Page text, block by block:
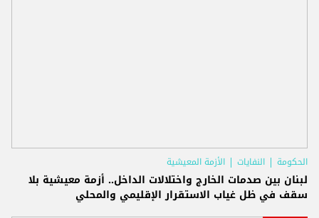
الحكومة النفايات الأزمة المعيشية
لبنان بين صدمات الخارج واختلالات الداخل.. أزمة معيشية بلا
سقف في ظل غياب الاستقرار الإقليمي والمحلي